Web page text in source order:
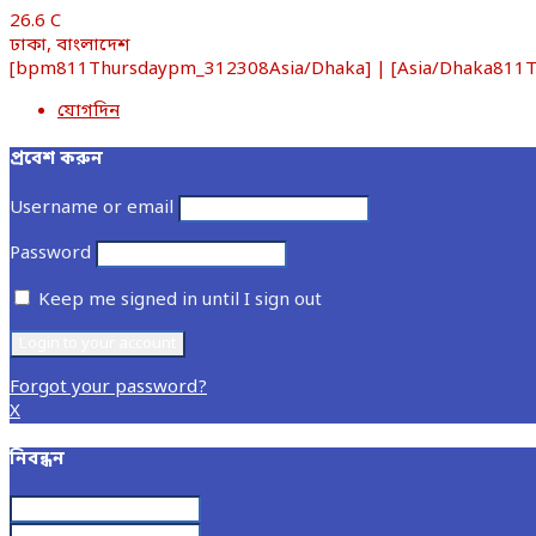
26.6 C
ঢাকা, বাংলাদেশ
[bpm811Thursdaypm_312308Asia/Dhaka] | [Asia/
যোগদিন
প্রবেশ করুন
Username or email
Password
Keep me signed in until I sign out
Forgot your password?
X
নিবন্ধন